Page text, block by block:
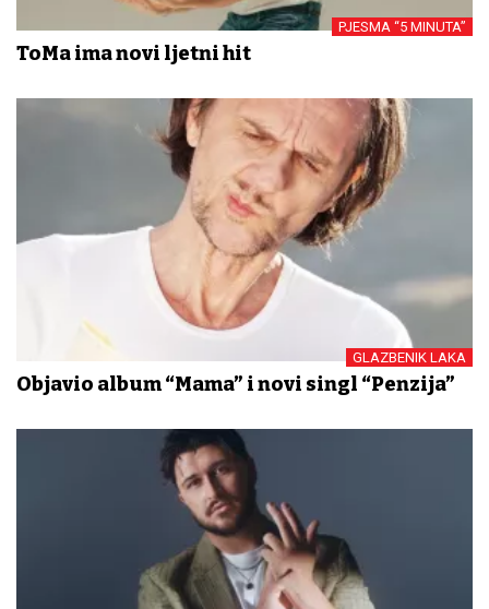
PJESMA “5 MINUTA”
ToMa ima novi ljetni hit
GLAZBENIK LAKA
Objavio album “Mama” i novi singl “Penzija”